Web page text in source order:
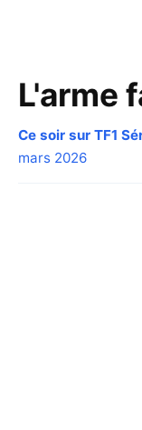
L'arme
Ce soir sur TF1
mars 2026